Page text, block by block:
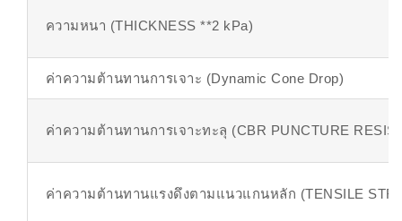
ความหนา (THICKNESS **2 kPa)
ค่าความต้านทานการเจาะ (Dynamic Cone Drop)
ค่าความต้านทานการเจาะทะลุ (CBR PUNCTURE
ค่าความต้านทานแรงดึงตามแนวแกนหลัก (TENSILE